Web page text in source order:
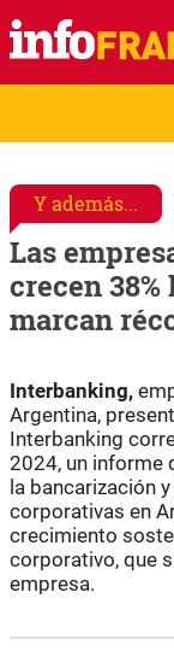
Y además...
Las
crecen
marcan
Interbanking,
Argentina,
Interbanking
2024, un informe
la bancarización
corporativas en
crecimiento
corporativo, que
empresa.